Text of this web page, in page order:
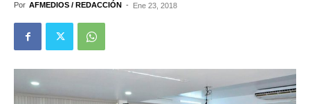
Por AFMEDIOS / REDACCIÓN - Ene 23, 2018